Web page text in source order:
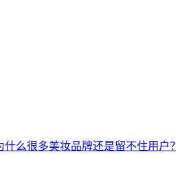
么很多美妆品牌还是留不住用户？